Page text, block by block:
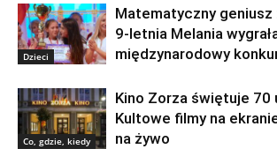
Dzieci
Matematyczny geniusz
9-letnia Melania
międzynarodowy
Co, gdzie, kiedy
Kino Zorza świętuje 70
Kultowe filmy na
na żywo